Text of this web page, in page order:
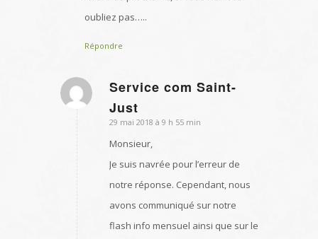
oubliez pas…..
Répondre
Service com Saint-
Just
dit
29 mai 2018 à 9 h 55 min
Monsieur,
Je suis navrée pour l’erreur de
notre réponse. Cependant, nous
avons communiqué sur notre
flash info mensuel ainsi que sur le